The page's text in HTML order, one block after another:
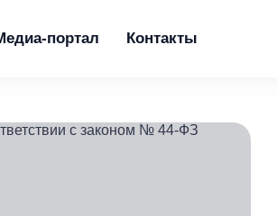
портал Контакты